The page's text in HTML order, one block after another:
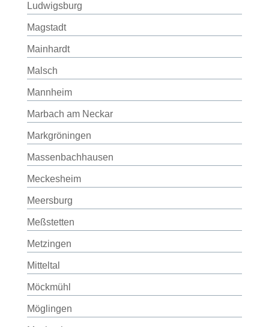
Ludwigsburg
Magstadt
Mainhardt
Malsch
Mannheim
Marbach am Neckar
Markgröningen
Massenbachhausen
Meckesheim
Meersburg
Meßstetten
Metzingen
Mitteltal
Möckmühl
Möglingen